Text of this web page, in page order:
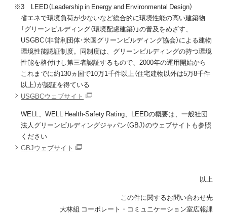
※3 LEED（Leadership in Energy and Environmental Design）
省エネで環境負荷が少ないなど総合的に環境性能の高い建築物
「グリーンビルディング（環境配慮建築）」の普及をめざす、
USGBC（非営利団体･米国グリーンビルディング協会）による建物
環境性能認証制度。同制度は、グリーンビルディングの持つ環境
性能を格付けし第三者認証するもので、2000年の運用開始から
これまでに約130ヵ国で10万1千件以上（住宅建物以外は5万8千件
以上）が認証を得ている
USGBCウェブサイト
WELL、WELL Health-Safety Rating、LEEDの概要は、一般社団
法人グリーンビルディングジャパン（GBJ）のウェブサイトも参照
ください
GBJウェブサイト
以上
この件に関するお問い合わせ先
大林組 コーポレート・コミュニケーション室広報課